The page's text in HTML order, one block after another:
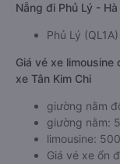
Nẵng đi Phủ Lý -
Phủ Lý (QL1A)
Giá vé xe limousine
xe Tân Kim Chi
giường nằm
giường nằm:
limousine:
Giá vé xe ổn